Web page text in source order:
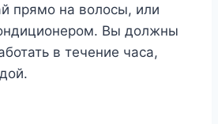
прямо на волосы, или
Вы должны
в течение часа,